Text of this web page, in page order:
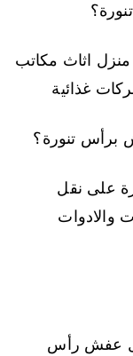
اثاث مكاتب
غذائية
تنورة؟
على نقل
والادوات
عفش رأس